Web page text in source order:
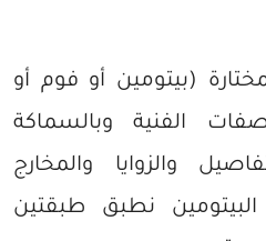
(بيتومين أو فوم أو
الفنية وبالسماكة
والزوايا والمخارج
نطبق طبقتين